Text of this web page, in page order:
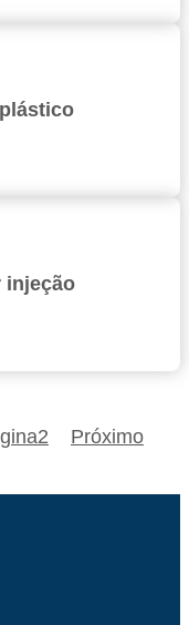
injeção
2 Próximo